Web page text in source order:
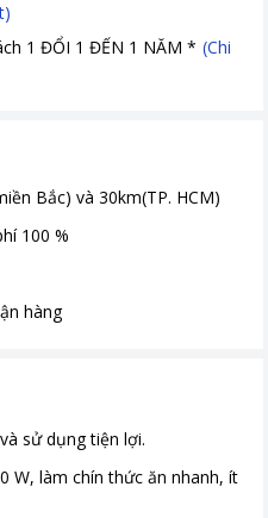
1 ĐỔI 1 ĐẾN 1 NĂM * (Chi
Bắc) và 30km(TP. HCM)
100 %
hàng
sử dụng tiện lợi.
W, làm chín thức ăn nhanh, ít